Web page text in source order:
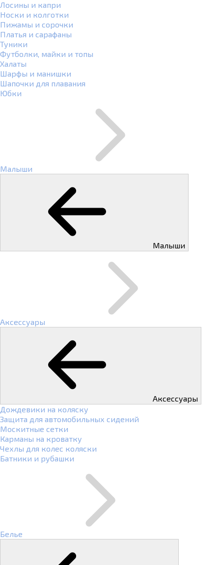
Лосины и капри
Носки и колготки
Пижамы и сорочки
Платья и сарафаны
Туники
Футболки, майки и топы
Халаты
Шарфы и манишки
Шапочки для плавания
Юбки
Малыши
Малыши
Аксессуары
Аксессуары
Дождевики на коляску
Защита для автомобильных сидений
Москитные сетки
Карманы на кроватку
Чехлы для колес коляски
Батники и рубашки
Белье